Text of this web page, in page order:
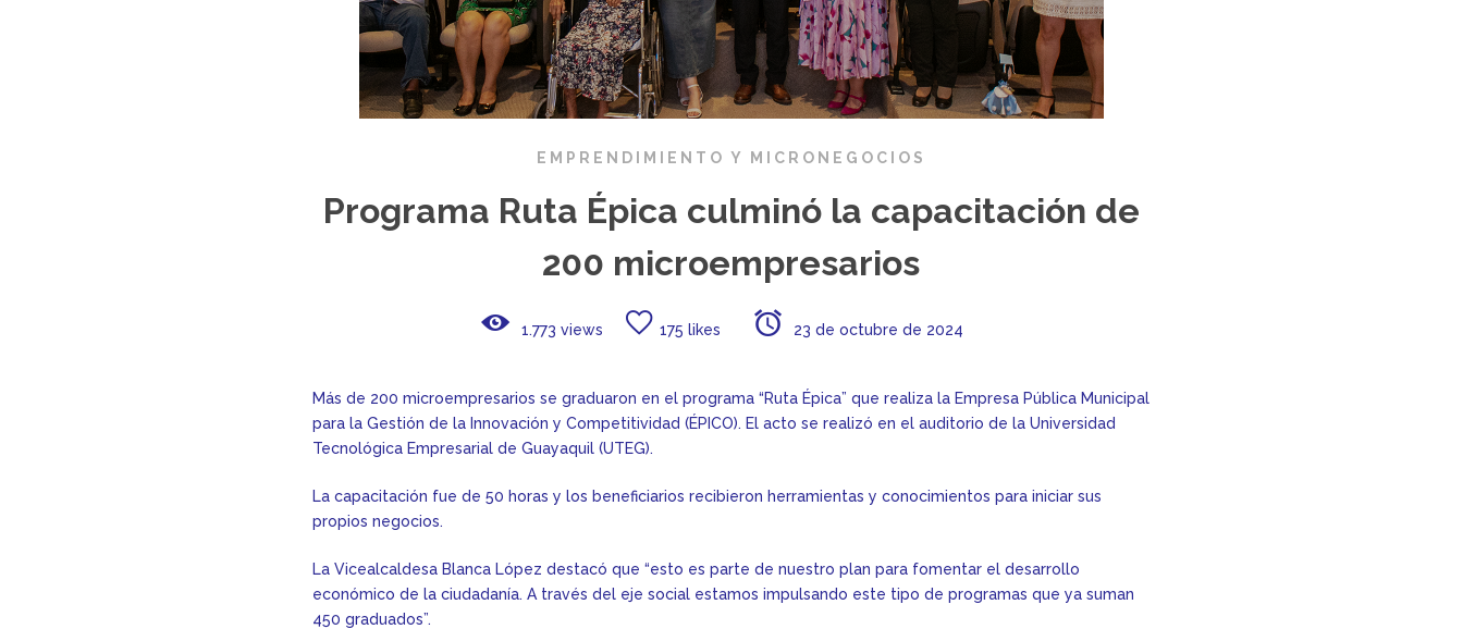
EMPRENDIMIENTO Y MICRONEGOCIOS
Programa Ruta Épica culminó la capacitación de
200 microempresarios
1.773 views 175 likes 23 de octubre de 2024
Más de 200 microempresarios se graduaron en el programa “Ruta Épica” que realiza la Empresa Pública Municipal
para la Gestión de la Innovación y Competitividad (ÉPICO). El acto se realizó en el auditorio de la Universidad
Tecnológica Empresarial de Guayaquil (UTEG).
La capacitación fue de 50 horas y los beneficiarios recibieron herramientas y conocimientos para iniciar sus
propios negocios.
La Vicealcaldesa Blanca López destacó que “esto es parte de nuestro plan para fomentar el desarrollo
económico de la ciudadanía. A través del eje social estamos impulsando este tipo de programas que ya suman
450 graduados”.